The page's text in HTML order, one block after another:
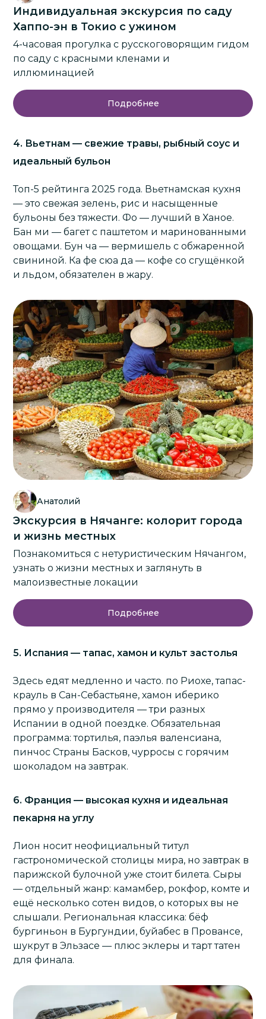
Индивидуальная экскурсия по саду
Хаппо-эн в Токио с ужином
4-часовая прогулка с русскоговорящим гидом
по саду с красными кленами и
иллюминацией
Подробнее
4. Вьетнам — свежие травы, рыбный соус и
идеальный бульон
Топ-5 рейтинга 2025 года. Вьетнамская кухня
— это свежая зелень, рис и насыщенные
бульоны без тяжести. Фо — лучший в Ханое.
Бан ми — багет с паштетом и маринованными
овощами. Бун ча — вермишель с обжаренной
свининой. Ка фе сюа да — кофе со сгущёнкой
и льдом, обязателен в жару.
Анатолий
Экскурсия в Нячанге: колорит города
и жизнь местных
Познакомиться с нетуристическим Нячангом,
узнать о жизни местных и заглянуть в
малоизвестные локации
Подробнее
5. Испания — тапас, хамон и культ застолья
Здесь едят медленно и часто. по Риохе, тапас-
крауль в Сан-Себастьяне, хамон иберико
прямо у производителя — три разных
Испании в одной поездке. Обязательная
программа: тортилья, паэлья валенсиана,
пинчос Страны Басков, чурросы с горячим
шоколадом на завтрак.
6. Франция — высокая кухня и идеальная
пекарня на углу
Лион носит неофициальный титул
гастрономической столицы мира, но завтрак в
парижской булочной уже стоит билета. Сыры
— отдельный жанр: камамбер, рокфор, комте и
ещё несколько сотен видов, о которых вы не
слышали. Региональная классика: бёф
бургиньон в Бургундии, буйабес в Провансе,
шукрут в Эльзасе — плюс эклеры и тарт татен
для финала.